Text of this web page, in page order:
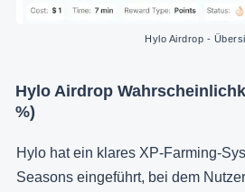
Hylo Airdrop -
Hylo Airdrop
%)
Hylo hat ein klares XP-Farming-
Seasons eingeführt, bei dem